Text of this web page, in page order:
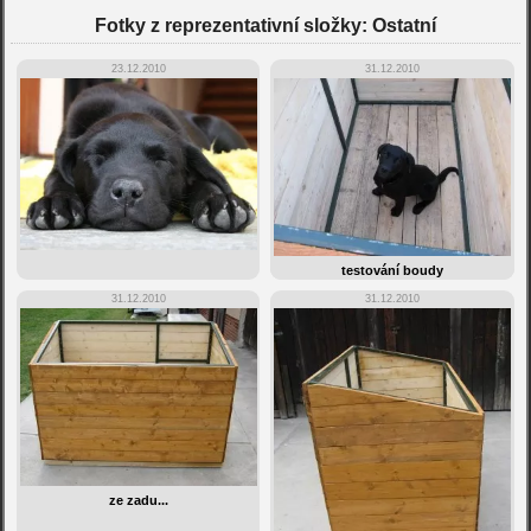
Fotky z reprezentativní složky: Ostatní
23.12.2010 31.12.2010
testování boudy
31.12.2010
ze zadu...
31.12.2010